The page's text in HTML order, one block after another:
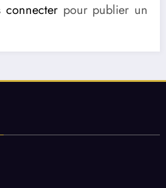
connecter pour publier un